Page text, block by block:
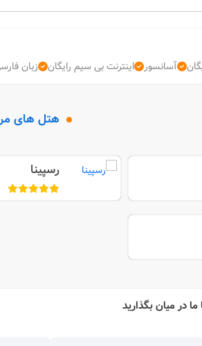
آسانسور اینترنت بی سیم رایگان زبان
هتل های
رسپینا
در میان بگذارید